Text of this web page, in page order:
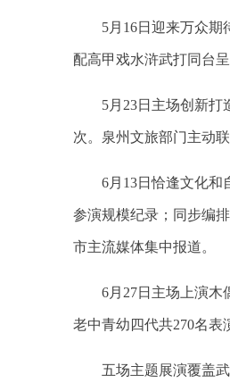
5月16日迎来万众
配高甲戏水浒武打同台
5月23日主场创新
次。泉州文旅部门主动
6月13日恰逢文化和
参演规模纪录；同步编
市主流媒体集中报道。
6月27日主场上演木
老中青幼四代共270名表
五场主题展演覆盖